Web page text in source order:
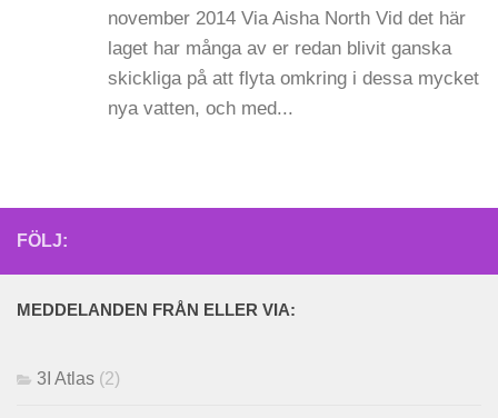
november 2014 Via Aisha North Vid det här
laget har många av er redan blivit ganska
skickliga på att flyta omkring i dessa mycket
nya vatten, och med...
FÖLJ:
MEDDELANDEN FRÅN ELLER VIA:
3I Atlas (2)